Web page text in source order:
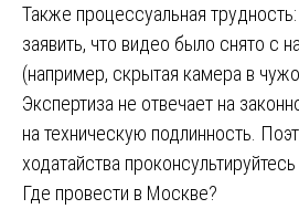
Также процессуальная
заявить, что видео было снято с
(например, скрытая камера в
Экспертиза не отвечает на
на техническую подлинность.
ходатайства
Где провести в Москве?